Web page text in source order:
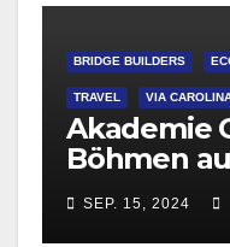
BRIDGE BUILDERS
TRAVEL VIA
Akademie
Böhmen
Pilsen
SEP. 15, 2024